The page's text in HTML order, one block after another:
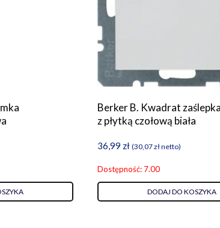
Berker B. Kwadrat
z płytką czołową biała
36,99 zł (30,07złnetto)
Dostępność: 7.00
DODAJ DO KOSZYKA